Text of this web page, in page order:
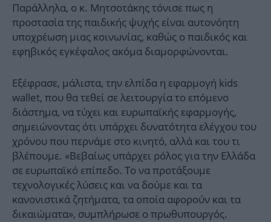
Παράλληλα, ο κ. Μητσοτάκης τόνισε πως η
προστασία της παιδικής ψυχής είναι αυτονόητη
υποχρέωση μιας κοινωνίας, καθώς ο παιδικός και
εφηβικός εγκέφαλος ακόμα διαμορφώνονται.
Εξέφρασε, μάλιστα, την ελπίδα η εφαρμογή kids
wallet, που θα τεθεί σε λειτουργία το επόμενο
διάστημα, να τύχει και ευρωπαϊκής εφαρμογής,
σημειώνοντας ότι υπάρχει δυνατότητα ελέγχου του
χρόνου που περνάμε στο κινητό, αλλά και του τι
βλέπουμε. «Βεβαίως υπάρχει ρόλος για την Ελλάδα
σε ευρωπαϊκό επίπεδο. Το να προτάξουμε
τεχνολογικές λύσεις και να δούμε και τα
κανονιστικά ζητήματα, τα οποία αφορούν και τα
δικαιώματα», συμπλήρωσε ο πρωθυπουργός.